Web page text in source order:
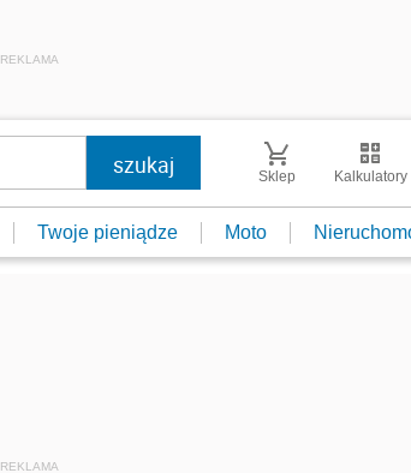
REKLAMA
Sklep Kalkulatory
Twoje pieniądze Moto